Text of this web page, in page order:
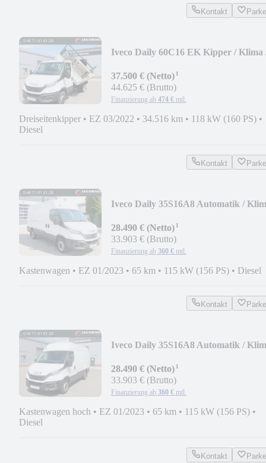
Kontakt
Iveco Daily 60C16 EK Kipper / Klima
37.500 € (Netto)¹
44.625 € (Brutto)
Finanzierung ab 474 € mtl.
Dreiseitenkipper • EZ 03/2022 • 34.516 km • 118 kW (160 PS) •
Diesel
Kontakt
Iveco Daily 35S16A8 Automatik /
28.490 € (Netto)¹
33.903 € (Brutto)
Finanzierung ab 360 € mtl.
Kastenwagen • EZ 01/2023 • 65 km • 115 kW (156 PS) • Diesel
Kontakt
Iveco Daily 35S16A8 Automatik /
28.490 € (Netto)¹
33.903 € (Brutto)
Finanzierung ab 360 € mtl.
Kastenwagen hoch • EZ 01/2023 • 65 km • 115 kW (156 PS) •
Diesel
Kontakt